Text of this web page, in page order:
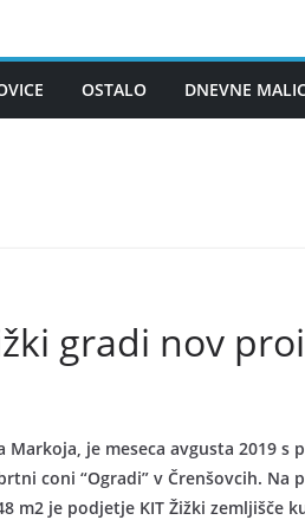
OSTALO DNEVNE
gradi nov
Markoja, je meseca avgusta 2019
coni “Ogradi” v Črenšovcih. Na
m2 je podjetje KIT Žižki zemljišče